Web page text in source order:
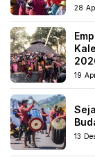
28
19
13